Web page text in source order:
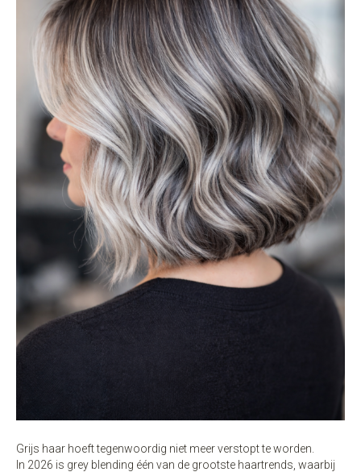
Grijs haar hoeft tegenwoordig niet meer verstopt te worden.
In 2026 is grey blending één van de grootste haartrends, waarbij